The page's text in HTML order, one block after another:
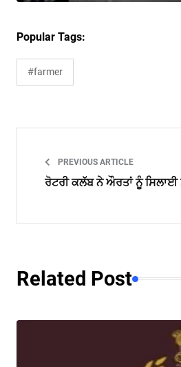
Popular Tags:
#farmer
PREVIOUS ARTICLE
ਰੋਟਰੀ ਕਲੱਬ ਨੇ ਔਰਤਾਂ ਨੂੰ ਸਿਲਾਈ
Related Post